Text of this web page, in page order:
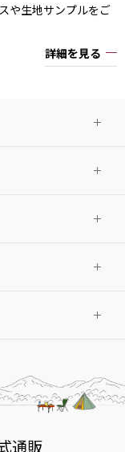
や生地サンプルをご
詳細を見る
通販